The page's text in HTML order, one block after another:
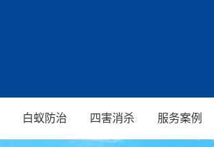
白蚁防治 四害消杀 服务案例